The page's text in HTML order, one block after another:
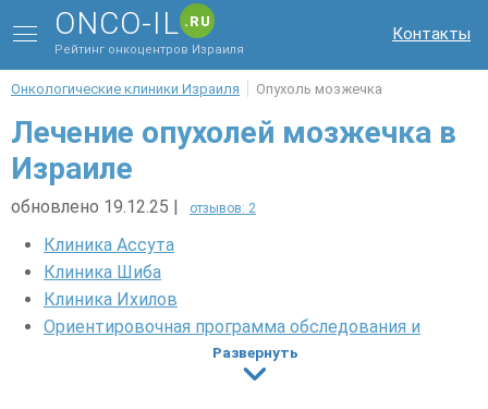
ONCO-IL .RU
Рейтинг онкоцентров Израиля
Контакты
Онкологические клиники Израиля Опухоль мозжечка
Лечение опухолей мозжечка в
Израиле
обновлено 19.12.25 | отзывов: 2
Клиника Ассута
Клиника Шиба
Клиника Ихилов
Ориентировочная программа обследования и
День 1. Консультация врача
Развернуть